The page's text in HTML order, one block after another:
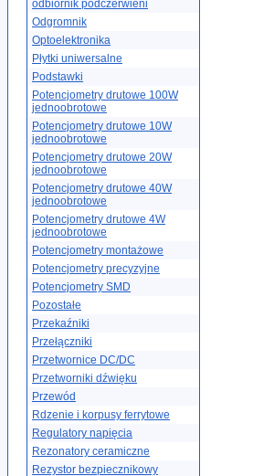
odbiornik podczerwieni
Odgromnik
Optoelektronika
Płytki uniwersalne
Podstawki
Potencjometry drutowe 100W
jednoobrotowe
Potencjometry drutowe 10W
jednoobrotowe
Potencjometry drutowe 20W
jednoobrotowe
Potencjometry drutowe 40W
jednoobrotowe
Potencjometry drutowe 4W
jednoobrotowe
Potencjometry montażowe
Potencjometry precyzyjne
Potencjometry SMD
Pozostałe
Przekaźniki
Przełączniki
Przetwornice DC/DC
Przetworniki dźwięku
Przewód
Rdzenie i korpusy ferrytowe
Regulatory napięcia
Rezonatory ceramiczne
Rezystor bezpiecznikowy